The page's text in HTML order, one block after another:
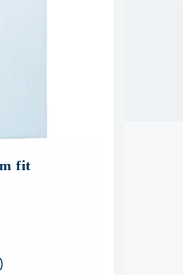
fit
)